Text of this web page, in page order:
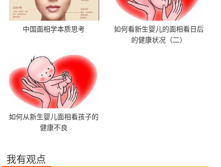
中国面相学本质思考
如何看新生婴儿的面相看日后
的健康状况（二）
如何从新生婴儿面相看孩子的
健康不良
我有观点